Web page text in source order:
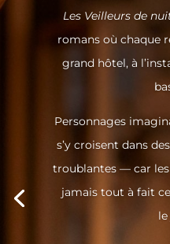
Les Veilleurs de
romans où chaque
grand hôtel, à
Per­son­nages
s’y croisent dans
trou­blantes — car
jamais tout à fait